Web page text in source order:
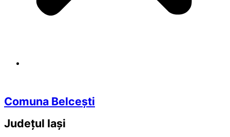
Comuna Belcești
Județul Iași